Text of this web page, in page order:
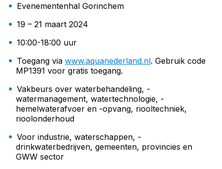
Evenementenhal Gorinchem
19 – 21 maart 2024
10:00-18:00 uur
Toegang via www.aquanederland.nl. ­Gebruik code
MP1391 voor gratis toegang.
Vakbeurs over waterbehandeling, ­
watermanagement, ­watertechnologie, ­
hemelwaterafvoer en -opvang, ­riooltechniek,
rioolonderhoud
Voor industrie, waterschappen, ­
drinkwaterbedrijven, gemeenten, provincies en
GWW sector